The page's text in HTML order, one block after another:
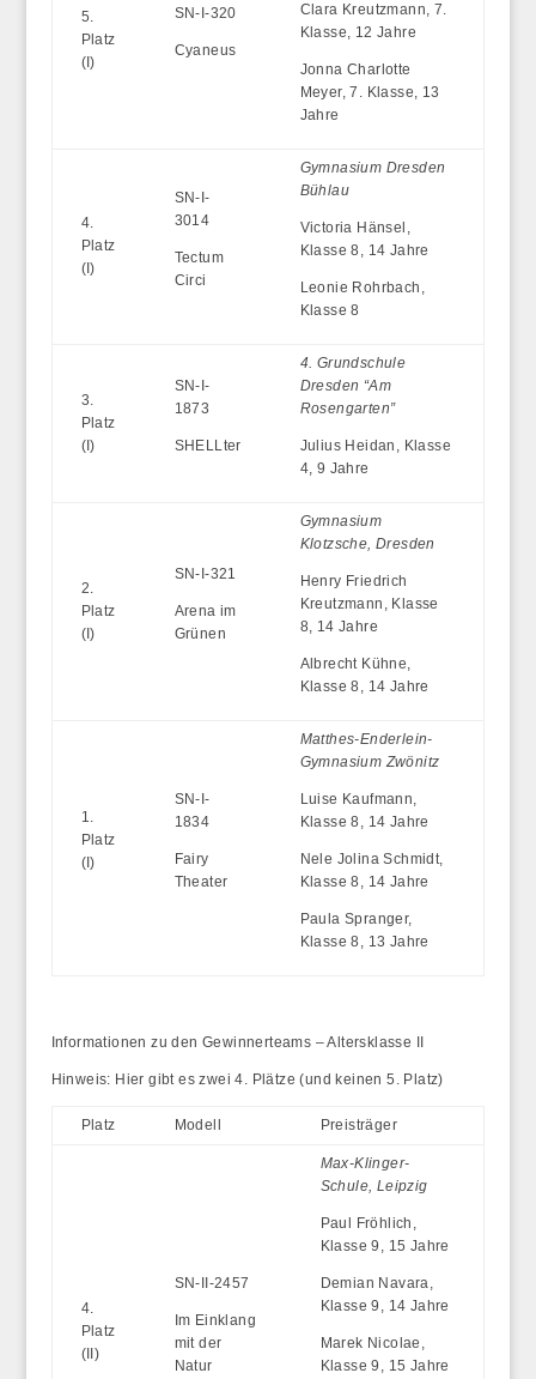
5.
Platz
(I)
SN-I-320
Cyaneus
Clara Kreutzmann, 7.
Klasse, 12 Jahre
Jonna Charlotte
Meyer, 7. Klasse, 13
Jahre
4.
Platz
(I)
SN-I-
3014
Tectum
Circi
Gymnasium Dresden
Bühlau
Victoria Hänsel,
Klasse 8, 14 Jahre
Leonie Rohrbach,
Klasse 8
3.
Platz
(I)
SN-I-
1873
SHELLter
4. Grundschule
Dresden “Am
Rosengarten”
Julius Heidan, Klasse
4, 9 Jahre
2.
Platz
(I)
SN-I-321
Arena im
Grünen
Gymnasium
Klotzsche, Dresden
Henry Friedrich
Kreutzmann, Klasse
8, 14 Jahre
Albrecht Kühne,
Klasse 8, 14 Jahre
1.
Platz
(I)
SN-I-
1834
Fairy
Theater
Matthes-Enderlein-
Gymnasium Zwönitz
Luise Kaufmann,
Klasse 8, 14 Jahre
Nele Jolina Schmidt,
Klasse 8, 14 Jahre
Paula Spranger,
Klasse 8, 13 Jahre
Informationen zu den Gewinnerteams – Altersklasse II
Hinweis: Hier gibt es zwei 4. Plätze (und keinen 5. Platz)
Platz Modell Preisträger
4.
Platz
(II)
SN-II-2457
Im Einklang
mit der
Natur
Max-Klinger-
Schule, Leipzig
Paul Fröhlich,
Klasse 9, 15 Jahre
Demian Navara,
Klasse 9, 14 Jahre
Marek Nicolae,
Klasse 9, 15 Jahre